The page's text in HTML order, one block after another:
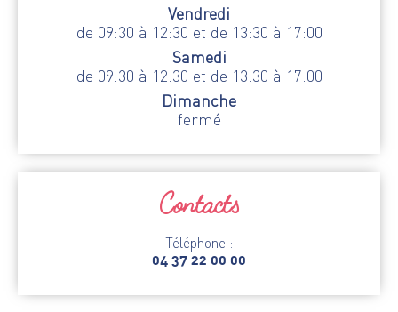
Vendredi
de 09:30 à 12:30 et de 13:30 à 17:00
Samedi
de 09:30 à 12:30 et de 13:30 à 17:00
Dimanche
fermé
Contacts
Téléphone :
04 37 22 00 00